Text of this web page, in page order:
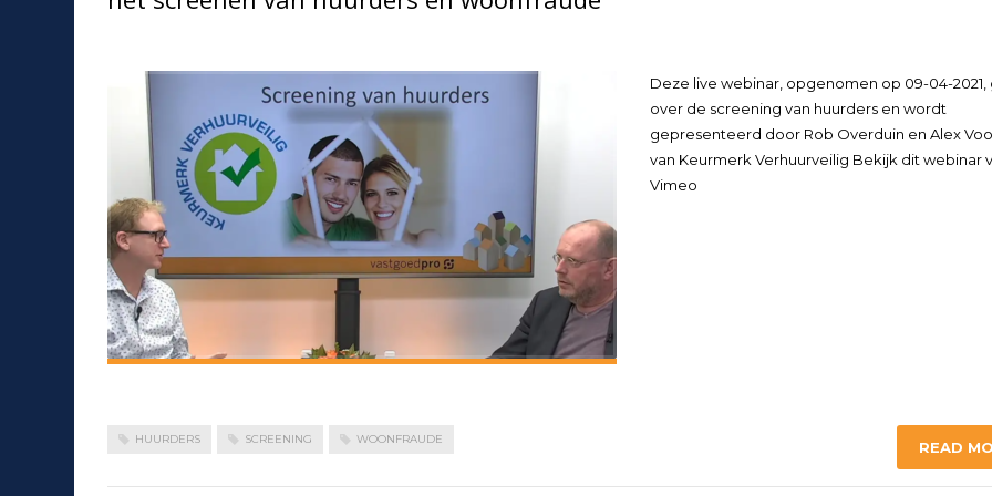
Deze live webinar, opgenomen op 09-04-2021,
over de screening van huurders en wordt
gepresenteerd door Rob Overduin en Alex
van Keurmerk Verhuurveilig Bekijk dit webinar
Vimeo
HUURDERS SCREENING WOONFRAUDE READ